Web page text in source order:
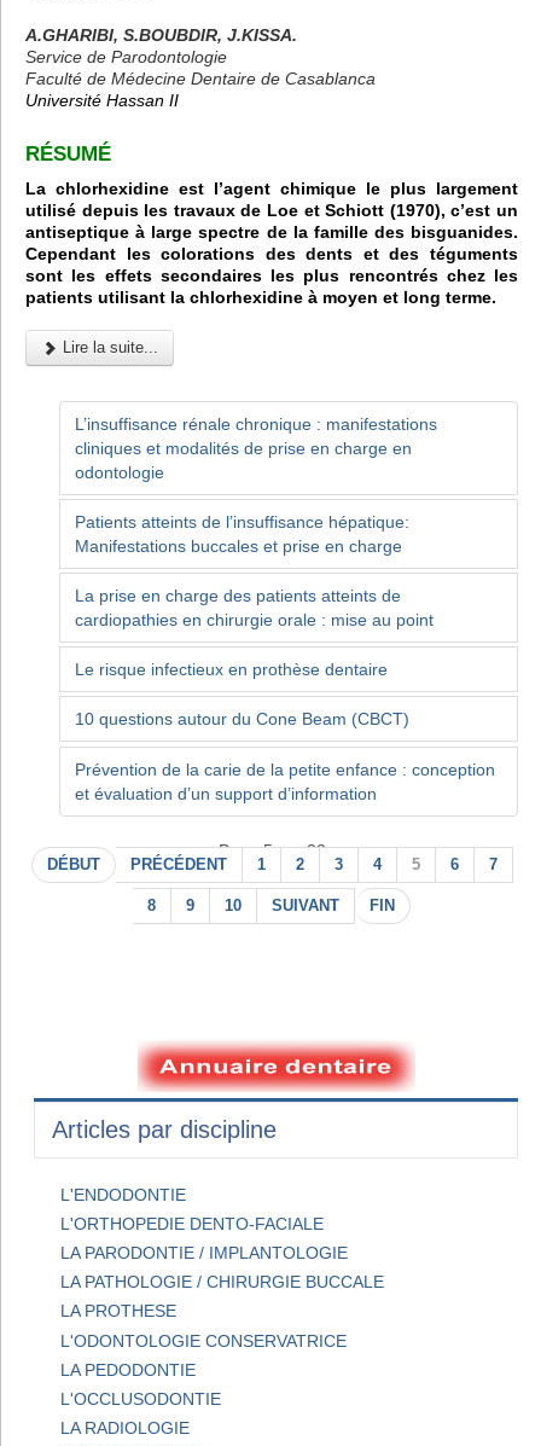
A.GHARIBI, S.BOUBDIR, J.KISSA.
Service de Parodontologie
Faculté de Médecine Dentaire de Casablanca
Université Hassan II
RÉSUMÉ
La chlorhexidine est l’agent chimique le plus largement
utilisé depuis les travaux de Loe et Schiott (1970), c’est un
antiseptique à large spectre de la famille des bisguanides.
Cependant les colorations des dents et des téguments
sont les effets secondaires les plus rencontrés chez les
patients utilisant la chlorhexidine à moyen et long terme.
Lire la suite...
L’insuffisance rénale chronique : manifestations
cliniques et modalités de prise en charge en
odontologie
Patients atteints de l’insuffisance hépatique:
Manifestations buccales et prise en charge
La prise en charge des patients atteints de
cardiopathies en chirurgie orale : mise au point
Le risque infectieux en prothèse dentaire
10 questions autour du Cone Beam (CBCT)
Prévention de la carie de la petite enfance : conception
et évaluation d’un support d’information
Page 5 sur 22
DÉBUT PRÉCÉDENT 1 2 3 4 5 6 7
8 9 10 SUIVANT FIN
Articles par discipline
L'ENDODONTIE
L'ORTHOPEDIE DENTO-FACIALE
LA PARODONTIE / IMPLANTOLOGIE
LA PATHOLOGIE / CHIRURGIE BUCCALE
LA PROTHESE
L'ODONTOLOGIE CONSERVATRICE
LA PEDODONTIE
L'OCCLUSODONTIE
LA RADIOLOGIE